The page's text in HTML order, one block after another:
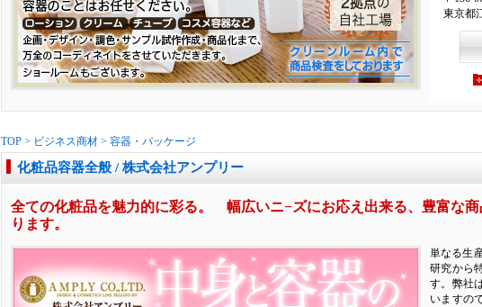
東京都
TOP > ビジネス商材 > 容器・パッケージ
化粧品容器全般 / 株式会社アンプリー
全ての化粧品を魅力的に彩る。 幅広いニ−ズにお応え出来る、豊富な
ります。
単なる生
研究から
す。弊社
いますの